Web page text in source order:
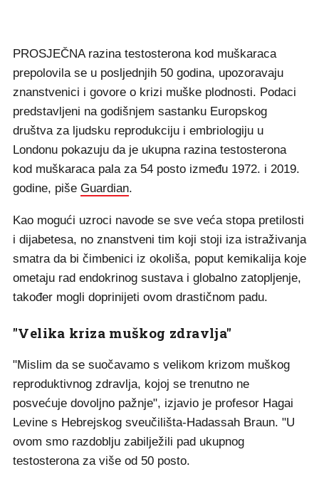
PROSJEČNA razina testosterona kod muškaraca
prepolovila se u posljednjih 50 godina, upozoravaju
znanstvenici i govore o krizi muške plodnosti. Podaci
predstavljeni na godišnjem sastanku Europskog
društva za ljudsku reprodukciju i embriologiju u
Londonu pokazuju da je ukupna razina testosterona
kod muškaraca pala za 54 posto između 1972. i 2019.
godine, piše Guardian.
Kao mogući uzroci navode se sve veća stopa pretilosti
i dijabetesa, no znanstveni tim koji stoji iza istraživanja
smatra da bi čimbenici iz okoliša, poput kemikalija koje
ometaju rad endokrinog sustava i globalno zatopljenje,
također mogli doprinijeti ovom drastičnom padu.
"Velika kriza muškog zdravlja"
"Mislim da se suočavamo s velikom krizom muškog
reproduktivnog zdravlja, kojoj se trenutno ne
posvećuje dovoljno pažnje", izjavio je profesor Hagai
Levine s Hebrejskog sveučilišta-Hadassah Braun. "U
ovom smo razdoblju zabilježili pad ukupnog
testosterona za više od 50 posto.